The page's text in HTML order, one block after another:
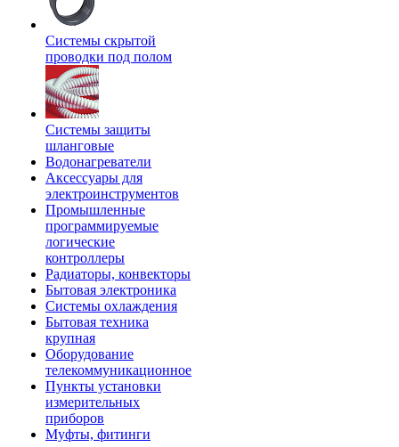
Системы скрытой
проводки под полом
Системы защиты
шланговые
Водонагреватели
Аксессуары для
электроинструментов
Промышленные
программируемые
логические
контроллеры
Радиаторы, конвекторы
Бытовая электроника
Системы охлаждения
Бытовая техника
крупная
Оборудование
телекоммуникационное
Пункты установки
измерительных
приборов
Муфты, фитинги